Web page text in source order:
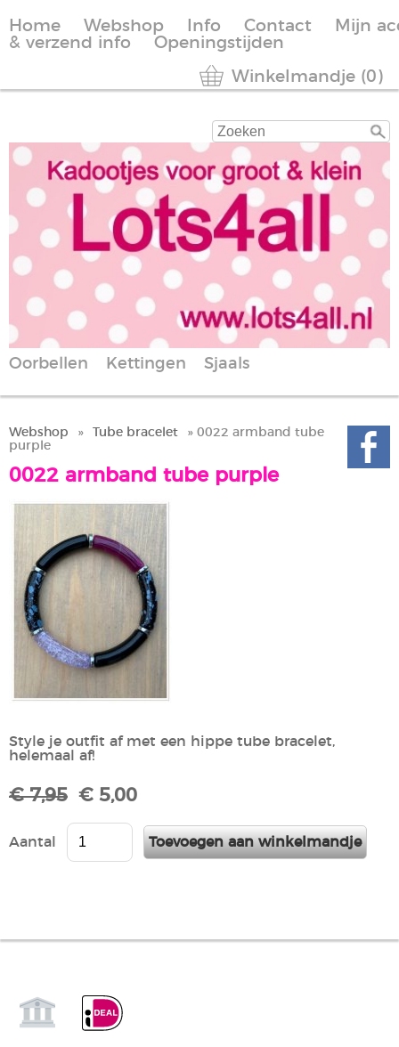
Home Webshop Info Contact
Mijn
& verzend info
Openingstijden
Winkelmandje (0)
Oorbellen Kettingen Sjaals
Webshop » Tube bracelet
» 0022 armband tube
purple
0022 armband tube purple
Style je outfit af met een hippe tube bracelet,
helemaal af!
€ 7,95 € 5,00
Aantal